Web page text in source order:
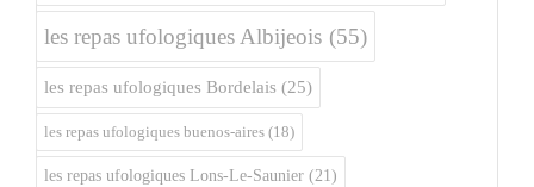
les repas ufologiques Albijeois (55)
les repas ufologiques Bordelais (25)
les repas ufologiques buenos-aires (18)
les repas ufologiques Lons-Le-Saunier (21)